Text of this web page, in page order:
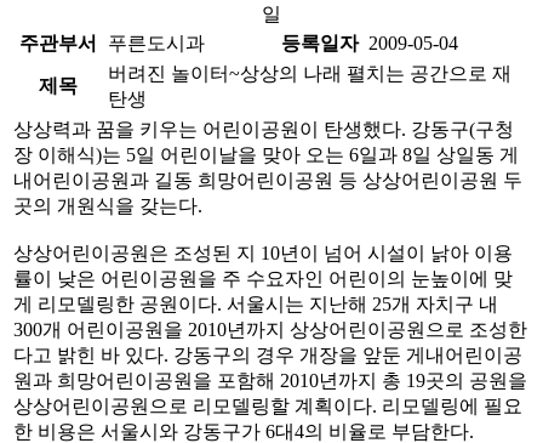
일
주관부서
푸른도시과 등록일자 2009-05-04
제목
버려진 놀이터~상상의 나래 펼치는 공간으로 재
탄생
상상력과 꿈을 키우는 어린이공원이 탄생했다. 강동구(구청
장 이해식)는 5일 어린이날을 맞아 오는 6일과 8일 상일동 게
내어린이공원과 길동 희망어린이공원 등 상상어린이공원 두
곳의 개원식을 갖는다.
상상어린이공원은 조성된 지 10년이 넘어 시설이 낡아 이용
률이 낮은 어린이공원을 주 수요자인 어린이의 눈높이에 맞
게 리모델링한 공원이다. 서울시는 지난해 25개 자치구 내
300개 어린이공원을 2010년까지 상상어린이공원으로 조성한
다고 밝힌 바 있다. 강동구의 경우 개장을 앞둔 게내어린이공
원과 희망어린이공원을 포함해 2010년까지 총 19곳의 공원을
상상어린이공원으로 리모델링할 계획이다. 리모델링에 필요
한 비용은 서울시와 강동구가 6대4의 비율로 부담한다.